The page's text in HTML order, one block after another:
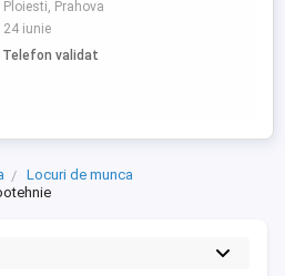
Ploiesti, Prahova
24 iunie
Telefon validat
Locuri de munca